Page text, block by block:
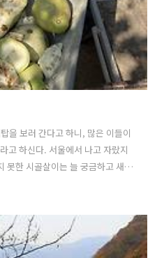
을 보러 간다고 하니, 많은 이들이
고 하신다. 서울에서 나고 자랐지
못한 시골살이는 늘 궁금하고 새롭
저씨가 무언가를 열심히 하고 계
(사진은 허락받고 찍음) 매캐한 장
배추가 익어가는 밭 사이로 석
대리 삼층석탑이란 이름을 갖고 있